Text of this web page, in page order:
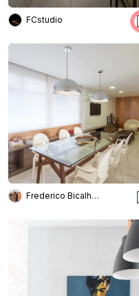
FCstudio
Frederico Bicalho Arquitetura